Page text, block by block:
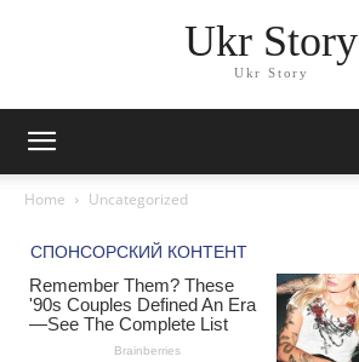
Ukr Story
Ukr Story
Home Uncategorized